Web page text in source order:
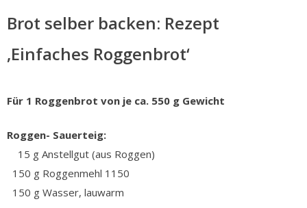
Brot selber backen: Rezept
‚Einfaches Roggenbrot‘
Für 1 Roggenbrot von je ca. 550 g Gewicht
Roggen- Sauerteig:
15 g Anstellgut (aus Roggen)
150 g Roggenmehl 1150
150 g Wasser, lauwarm